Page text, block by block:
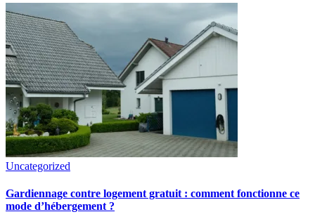
Uncategorized
Gardiennage contre logement gratuit : comment fonctionne ce
mode d’hébergement ?